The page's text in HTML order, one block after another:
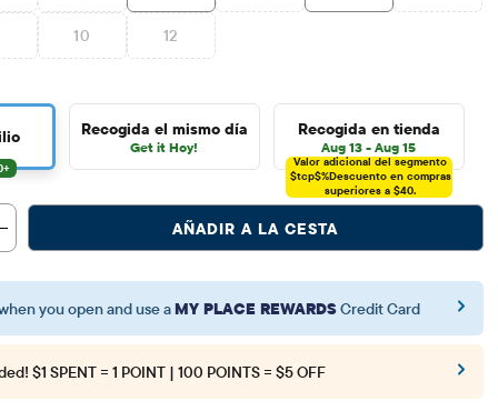
10 12
Recogida el mismo día
Get it Hoy!
Recogida en tienda
Aug 13 - Aug 15
Valor adicional del segmento
$tcp$%Descuento en compras
superiores a $40.
AÑADIR A LA CESTA
you open and use aMY PLACE REWARDSCredit Card
$1 SPENT = 1 POINT | 100 POINTS = $5 OFF